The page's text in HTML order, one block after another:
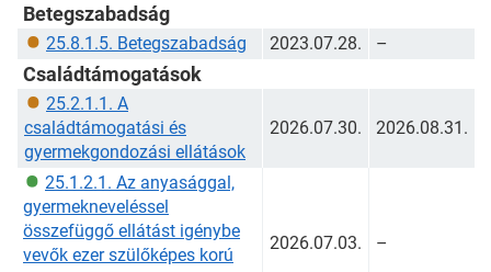
Betegszabadság
25.8.1.5. Betegszabadság 2023.07.28. –
Családtámogatások
25.2.1.1. A
családtámogatási és
gyermekgondozási ellátások
2026.07.30. 2026.08.31.
25.1.2.1. Az anyasággal,
gyermekneveléssel
összefüggő ellátást igénybe
vevők ezer szülőképes korú
2026.07.03. –